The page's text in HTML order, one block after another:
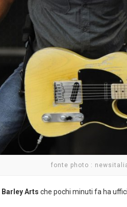
fonte photo :
Barley Arts che pochi minuti fa ha